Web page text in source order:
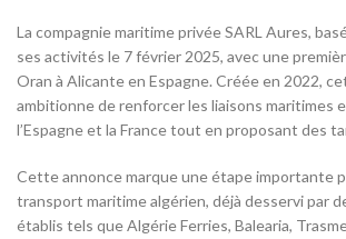
La compagnie maritime privée SARL Aures,
ses activités le 7 février 2025, avec une
Oran à Alicante en Espagne. Créée en 2022,
ambitionne de renforcer les liaisons maritimes
l’Espagne et la France tout en proposant des
Cette annonce marque une étape importante
transport maritime algérien, déjà desservi par
établis tels que Algérie Ferries, Balearia,